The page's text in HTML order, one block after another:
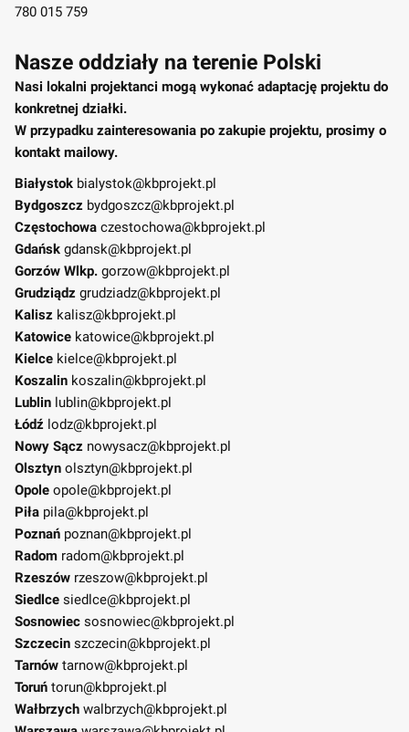
780 015 759
Nasze oddziały na terenie Polski
Nasi lokalni projektanci mogą wykonać adaptację projektu do
konkretnej działki.
W przypadku zainteresowania po zakupie projektu, prosimy o
kontakt mailowy.
Białystok bialystok@kbprojekt.pl
Bydgoszcz bydgoszcz@kbprojekt.pl
Częstochowa czestochowa@kbprojekt.pl
Gdańsk gdansk@kbprojekt.pl
Gorzów Wlkp. gorzow@kbprojekt.pl
Grudziądz grudziadz@kbprojekt.pl
Kalisz kalisz@kbprojekt.pl
Katowice katowice@kbprojekt.pl
Kielce kielce@kbprojekt.pl
Koszalin koszalin@kbprojekt.pl
Lublin lublin@kbprojekt.pl
Łódź lodz@kbprojekt.pl
Nowy Sącz nowysacz@kbprojekt.pl
Olsztyn olsztyn@kbprojekt.pl
Opole opole@kbprojekt.pl
Piła pila@kbprojekt.pl
Poznań poznan@kbprojekt.pl
Radom radom@kbprojekt.pl
Rzeszów rzeszow@kbprojekt.pl
Siedlce siedlce@kbprojekt.pl
Sosnowiec sosnowiec@kbprojekt.pl
Szczecin szczecin@kbprojekt.pl
Tarnów tarnow@kbprojekt.pl
Toruń torun@kbprojekt.pl
Wałbrzych walbrzych@kbprojekt.pl